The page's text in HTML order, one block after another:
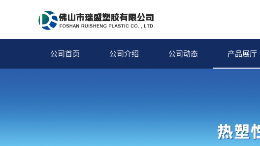
公司首页 公司介绍 公司动态 产品展厅